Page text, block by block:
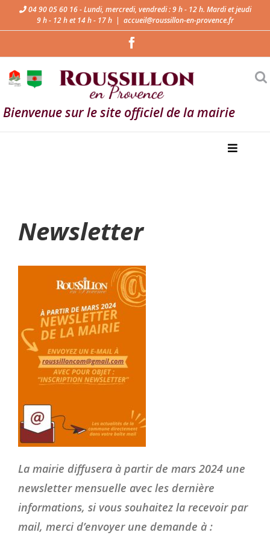
Passer
au
04 90 05 60 16 - Lundi, mercredi, vendredi : 9 h - 12 h. Mardi et jeudi
9 h - 12 h et 14 h - 17 h | accueil@roussillon-en-provence.fr
Bienvenue sur le site officiel de la mairie
Newsletter
La mairie diffusera à partir de mars 2024 une
newsletter mensuelle avec les dernière
informations, si vous souhaitez la recevoir par
mail, merci d’envoyer une demande à :